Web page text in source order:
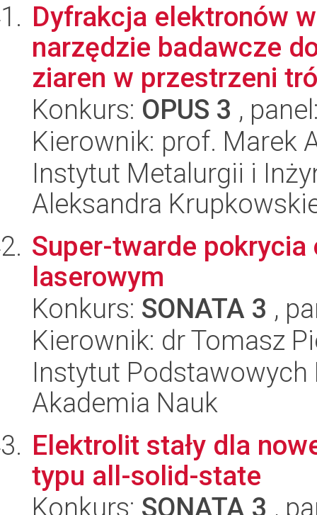
Dyfrakcja elektronów
narzędzie badawcze
ziaren w przestrzeni
Konkurs: OPUS 3 ,
Kierownik: prof. Marek
Instytut Metalurgii i
Aleksandra
Super-twarde
laserowym
Konkurs: SONATA 3 ,
Kierownik: dr Tomasz
Instytut
Akademia Nauk
Elektrolit stały dla
typu all-solid-state
Konkurs: SONATA 3 ,